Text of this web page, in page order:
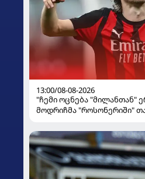
13:00/08-08-2026
"ჩემი ოცნება "მილანთან"
მოდრიჩმა "როსონერიში"